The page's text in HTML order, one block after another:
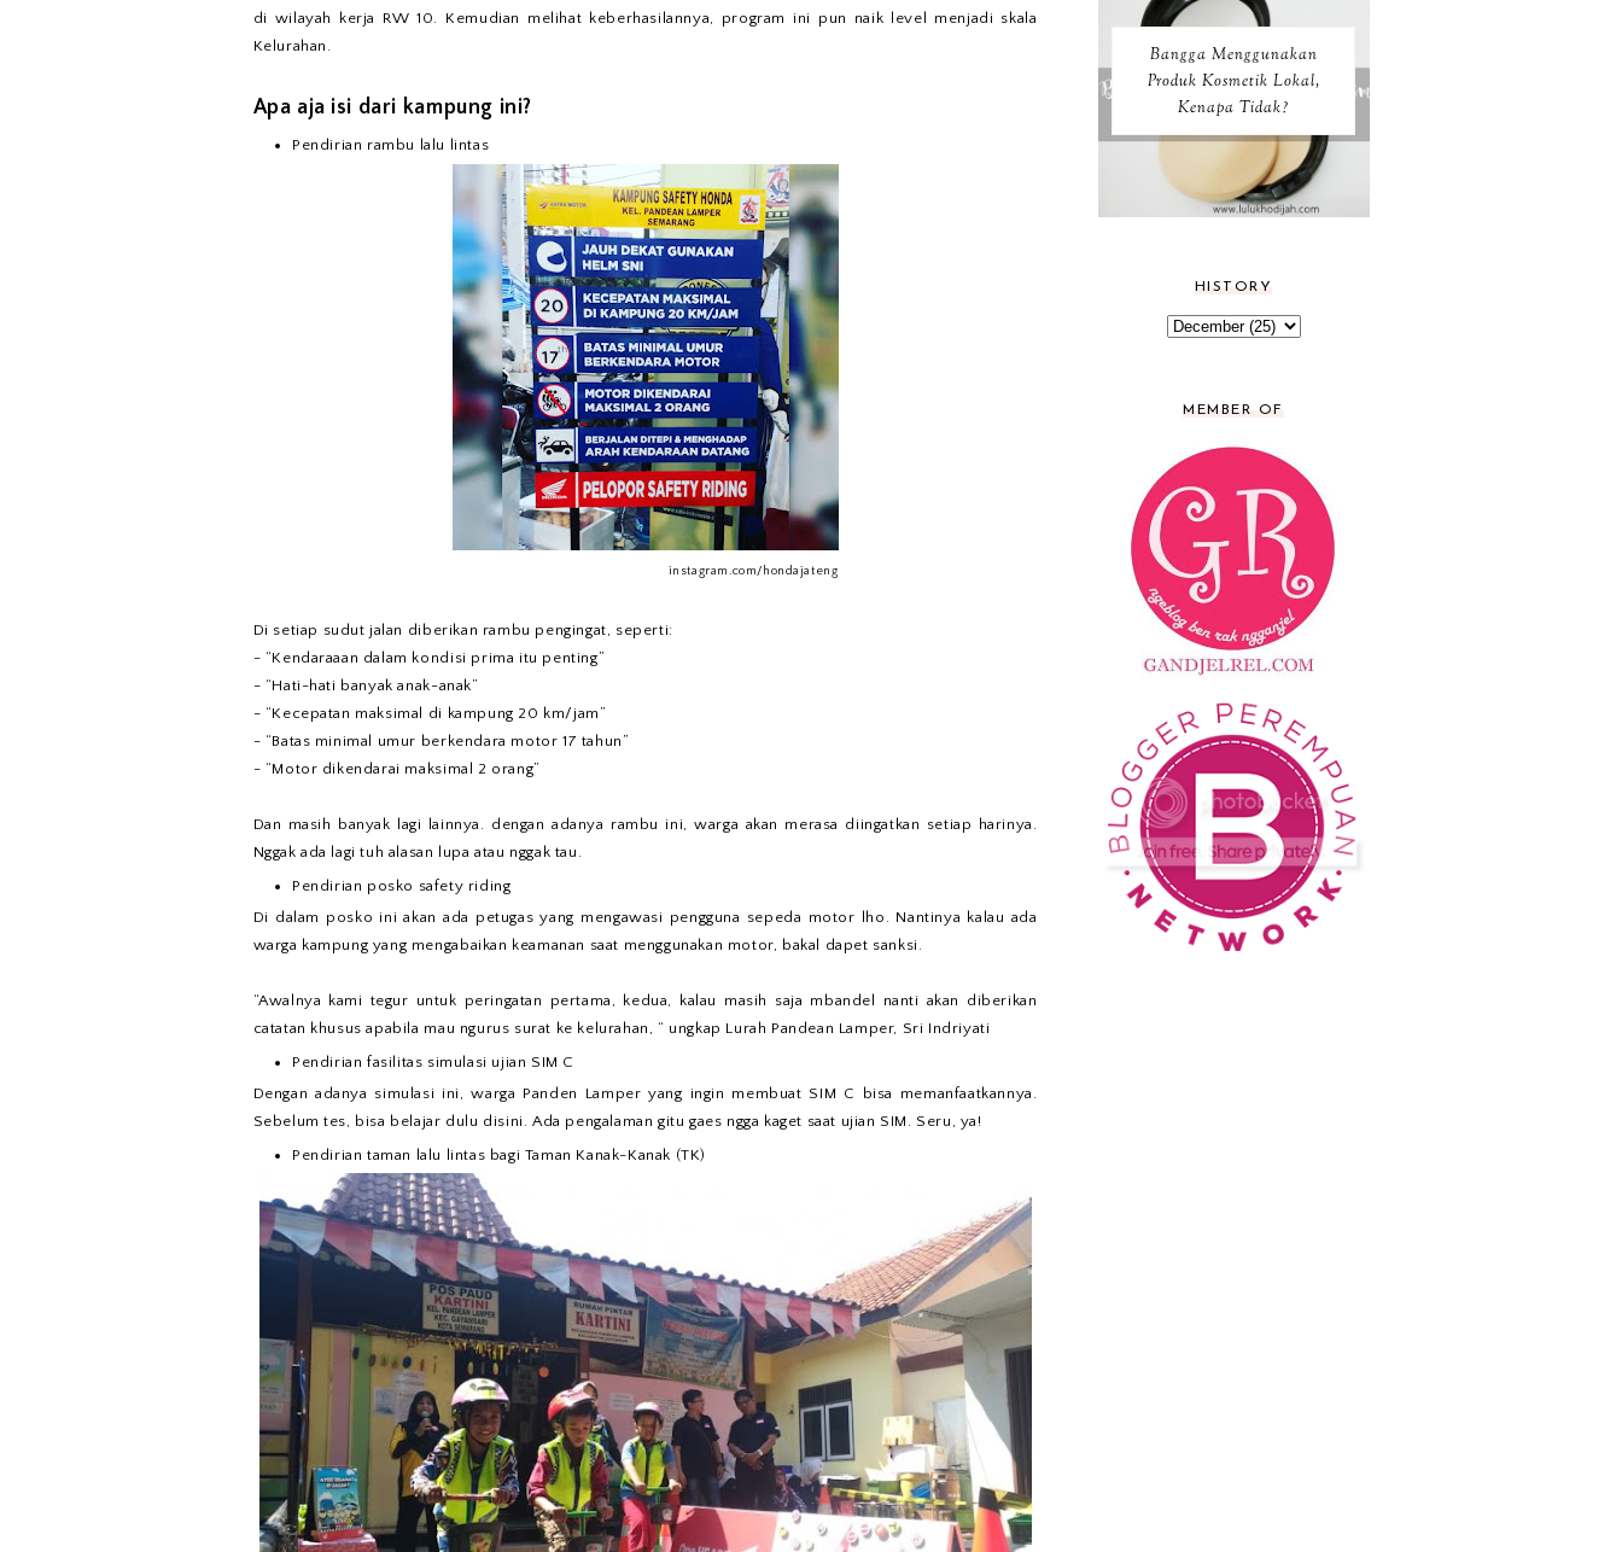
di wilayah kerja RW 10. Kemudian melihat keberhasilannya, program ini pun naik level menjadi skala
Kelurahan.
Apa aja isi dari kampung ini?
Pendirian rambu lalu lintas
instagram.com/hondajateng
Di setiap sudut jalan diberikan rambu pengingat, seperti:
- “Kendaraaan dalam kondisi prima itu penting”
- “Hati-hati banyak anak-anak”
- “Kecepatan maksimal di kampung 20 km/jam”
- “Batas minimal umur berkendara motor 17 tahun”
- “Motor dikendarai maksimal 2 orang”
Dan masih banyak lagi lainnya. dengan adanya rambu ini, warga akan merasa diingatkan setiap harinya.
Nggak ada lagi tuh alasan lupa atau nggak tau.
Pendirian posko safety riding
Di dalam posko ini akan ada petugas yang mengawasi pengguna sepeda motor lho. Nantinya kalau ada
warga kampung yang mengabaikan keamanan saat menggunakan motor, bakal dapet sanksi.
“Awalnya kami tegur untuk peringatan pertama, kedua, kalau masih saja mbandel nanti akan diberikan
catatan khusus apabila mau ngurus surat ke kelurahan, “ ungkap Lurah Pandean Lamper, Sri Indriyati
Pendirian fasilitas simulasi ujian SIM C
Dengan adanya simulasi ini, warga Panden Lamper yang ingin membuat SIM C bisa memanfaatkannya.
Sebelum tes, bisa belajar dulu disini. Ada pengalaman gitu gaes ngga kaget saat ujian SIM. Seru, ya!
Pendirian taman lalu lintas bagi Taman Kanak-Kanak (TK)
Bangga Menggunakan
Produk Kosmetik Lokal,
Kenapa Tidak?
HISTORY
MEMBER OF